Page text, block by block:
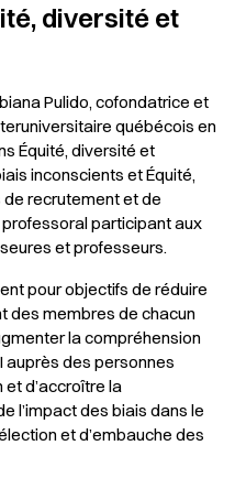
diversité et
Pulido, cofondatrice et
québécois en
Équité, diversité et
inconscients etÉquité,
recrutement et de
participant aux
et professeurs.
pour objectifs de réduire
des membres de chacun
la compréhension
auprès des personnes
d’accroître la
l’impact des biais dans le
et d’embauche des